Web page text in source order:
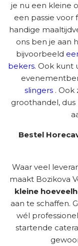
je nu een kleine
een passie
handige
ons ben je aan
bijvoorbeeld
bekers. Ook kunt
slingers . Ook
groothandel,
Bestel
Waar veel
maakt Bozikova
kleine
aan te schaffen.
wél
startende